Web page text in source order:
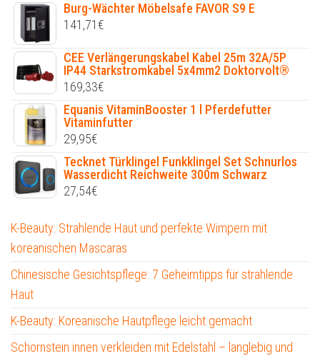
Burg-Wächter Möbelsafe FAVOR S9 E
141,71€
CEE Verlängerungskabel Kabel 25m 32A/5P
IP44 Starkstromkabel 5x4mm2 Doktorvolt®
169,33€
Equanis VitaminBooster 1 l Pferdefutter
Vitaminfutter
29,95€
Tecknet Türklingel Funkklingel Set Schnurlos
Wasserdicht Reichweite 300m Schwarz
27,54€
K-Beauty: Strahlende Haut und perfekte Wimpern mit
koreanischen Mascaras
Chinesische Gesichtspflege: 7 Geheimtipps für strahlende
Haut
K-Beauty: Koreanische Hautpflege leicht gemacht
Schornstein innen verkleiden mit Edelstahl – langlebig und